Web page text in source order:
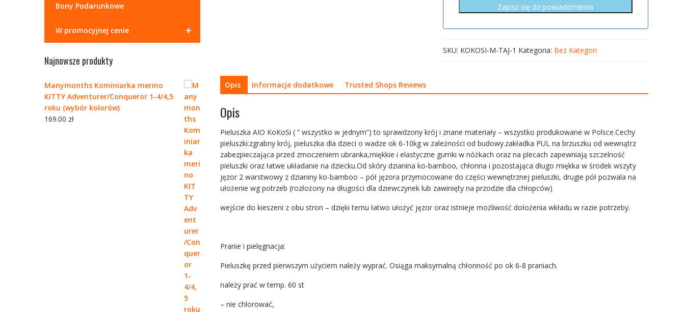
SKU: KOKOSI-M-TAJ-1 Kategoria: Bez Kategori
Opis Informacje dodatkowe Trusted Shops Reviews
Opis
Pieluszka AIO KoKoSi ( ” wszystko w jednym”) to sprawdzony krój i znane materiały – wszystko produkowane w Polsce.Cechy
pieluszki:zgrabny krój, pieluszka dla dzieci o wadze ok 6-10kg w zależności od budowy.zakładka PUL na brzuszku od wewnątrz
zabezpieczająca przed zmoczeniem ubranka,miękkie i elastyczne gumki w nóżkach oraz na plecach zapewniają szczelność
pieluszki oraz łatwe układanie na dziecku.Od skóry dzianina ko-bamboo, chłonna i pozostająca długo miękka w środek wszyty
jęzor 2 warstwowy z dzianiny ko-bamboo – pół jęzora przymocowane do części wewnętrznej pieluszki, drugie pół pozwala na
ułożenie wg potrzeb (rozłożony na długości dla dziewczynek lub zawinięty na przodzie dla chłopców)
wejście do kieszeni z obu stron – dzięki temu łatwo ułożyć jęzor oraz istnieje możliwość dołożenia wkładu w razie potrzeby.
Pranie i pielęgnacja:
Pieluszkę przed pierwszym użyciem należy wyprać. Osiąga maksymalną chłonność po ok 6-8 praniach.
należy prać w temp. 60 st
– nie chlorować,
Bony Podarunkowe
+
W promocyjnej cenie
Najnowsze produkty
Manymonths Kominiarka merino
KITTY Adventurer/Conqueror 1-4/4,5
roku (wybór kolorów)
169.00 zł